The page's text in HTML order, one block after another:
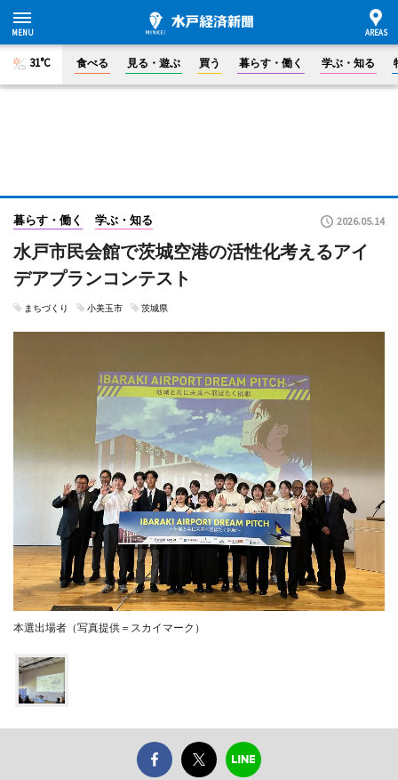
31°C 食べる 見る・遊ぶ 買う 暮らす・働く 学ぶ・知る
暮らす・働く 学ぶ・知る 2026.05.14
水戸市民会館で茨城空港の活性化考えるアイ
デアプランコンテスト
まちづくり 小美玉市 茨城県
本選出場者（写真提供＝スカイマーク）